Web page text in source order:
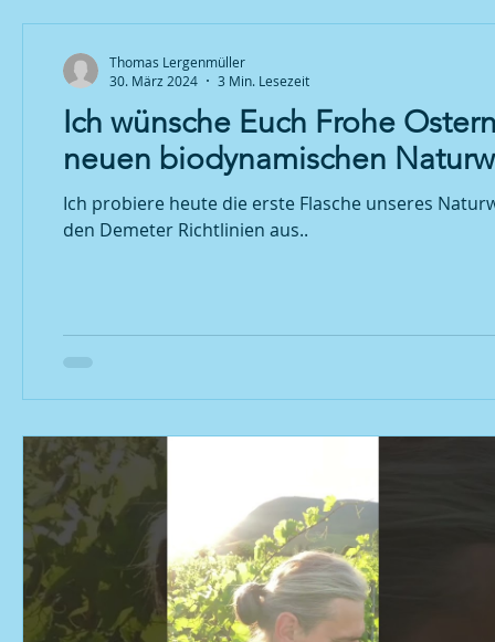
Ich wünsche Euch Frohe
neuen biodynamischen
Ich probiere heute die erste Flasche unseres
den Demeter Richtlinien aus..
Thomas Lergenmüller
30. März 2024
3 Min. Lesezeit